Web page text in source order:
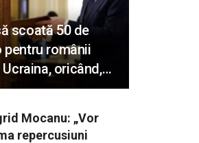
scoată 50 de
pentru românii
oricând,
Mocanu: „Vor
repercusiuni